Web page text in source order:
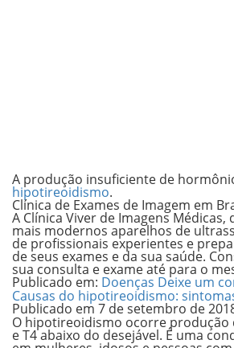
A produção insuficiente de
hipotireoidismo.
Clínica de Exames de Imagem em
A Clínica Viver de Imagens Médicas,
mais modernos aparelhos de
de profissionais experientes e
de seus exames e da sua saúde.
sua consulta e exame até para o
Publicado em: Doenças Deixe um
Causas do hipotireoidismo:
Publicado em 7 de setembro de
O hipotireoidismo ocorre produção
e T4 abaixo do desejável. É uma